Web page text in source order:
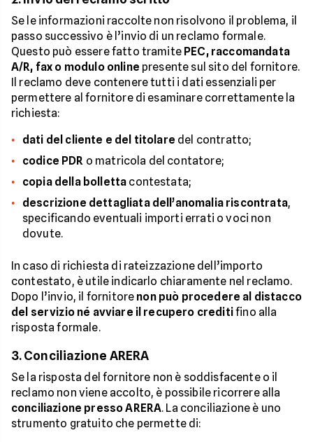
Se le informazioni raccolte non risolvono il problema, il
passo successivo è l’invio di un reclamo formale.
Questo può essere fatto tramite PEC, raccomandata
A/R, fax o modulo online presente sul sito del fornitore.
Il reclamo deve contenere tutti i dati essenziali per
permettere al fornitore di esaminare correttamente la
richiesta:
dati del cliente e del titolare del contratto;
codice PDR o matricola del contatore;
copia della bolletta contestata;
descrizione dettagliata dell’anomalia riscontrata,
specificando eventuali importi errati o voci non
dovute.
In caso di richiesta di rateizzazione dell’importo
contestato, è utile indicarlo chiaramente nel reclamo.
Dopo l’invio, il fornitore non può procedere al distacco
del servizio né avviare il recupero creditifino alla
risposta formale.
3. Conciliazione ARERA
Se la risposta del fornitore non è soddisfacente o il
reclamo non viene accolto, è possibile ricorrere alla
conciliazione presso ARERA. La conciliazione è uno
strumento gratuito che permette di: